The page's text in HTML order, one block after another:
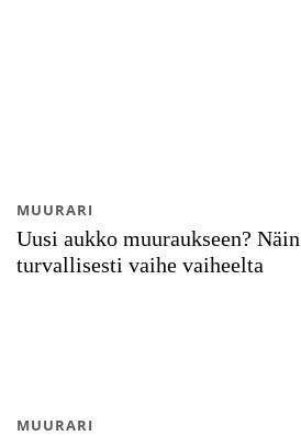
Uusi aukko muuraukseen?
turvallisesti vaihe vaiheelta
MUURARI
MUURARI